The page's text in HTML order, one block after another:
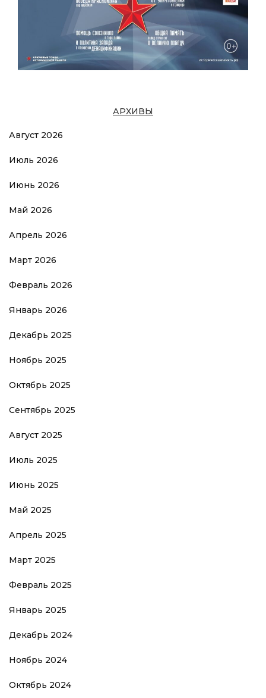
АРХИВЫ
Август 2026
Июль 2026
Июнь 2026
Май 2026
Апрель 2026
Март 2026
Февраль 2026
Январь 2026
Декабрь 2025
Ноябрь 2025
Октябрь 2025
Сентябрь 2025
Август 2025
Июль 2025
Июнь 2025
Май 2025
Апрель 2025
Март 2025
Февраль 2025
Январь 2025
Декабрь 2024
Ноябрь 2024
Октябрь 2024